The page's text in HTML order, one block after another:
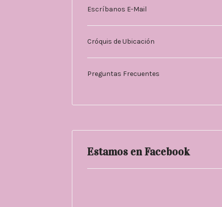
Escríbanos E-Mail
Cróquis de Ubicación
Preguntas Frecuentes
Estamos en Facebook